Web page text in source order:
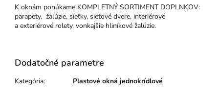
K oknám ponúkame KOMPLETNÝ SORTIMENT DOPLNKOV:
parapety, žalúzie, sieťky, sieťové dvere, interiérové
a exteriérové rolety, vonkajšie hliníkové žalúzie.
Dodatočné parametre
Kategória: Plastové okná jednokrídlové